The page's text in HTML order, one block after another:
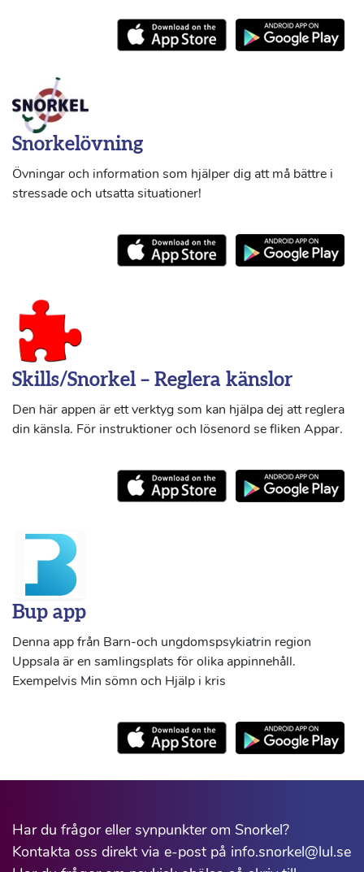
Snorkelövning
Övningar och information som hjälper dig att må bättre i
stressade och utsatta situationer!
Skills/Snorkel – Reglera känslor
Den här appen är ett verktyg som kan hjälpa dej att reglera
din känsla. För instruktioner och lösenord se fliken Appar.
Bup app
Denna app från Barn-och ungdomspsykiatrin region
Uppsala är en samlingsplats för olika appinnehåll.
Exempelvis Min sömn och Hjälp i kris
Har du frågor eller synpunkter om Snorkel?
Kontakta oss direkt via e-post på info.snorkel@lul.se